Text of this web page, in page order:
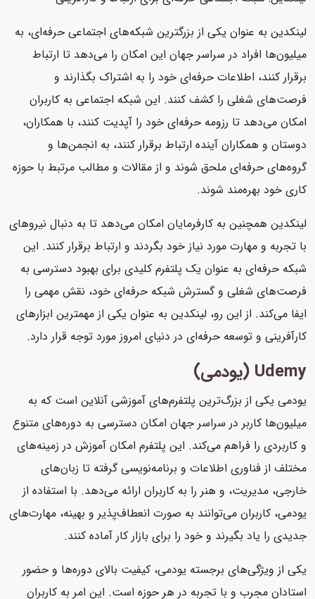
لینکدین به عنوان یکی از بزرگترین شبکه‌های اجتماعی حرفه‌ای، به
میلیون‌ها افراد در سراسر جهان این امکان را می‌دهد تا ارتباط
برقرار کنند، اطلاعات حرفه‌ای خود را به اشتراک بگذارند و
فرصت‌های شغلی را کشف کنند. این شبکه اجتماعی به کاربران
امکان می‌دهد تا رزومه حرفه‌ای خود را آپدیت کنند، با همکاران،
دوستان و همکاران آینده ارتباط برقرار کنند، به انجمن‌ها و
گروه‌های حرفه‌ای ملحق شوند و از مقالات و مطالب مرتبط با حوزه
کاری خود بهره‌مند شوند.
لینکدین همچنین به کارفرمایان امکان می‌دهد تا به دنبال نیروهای
با تجربه و مهارت مورد نیاز خود بگردند و ارتباط برقرار کنند. این
شبکه حرفه‌ای به عنوان یک پلتفرم کلیدی برای بهبود دسترسی به
فرصت‌های شغلی و گسترش شبکه حرفه‌ای خود، نقش مهمی را
ایفا می‌کند. از این رو، لینکدین به عنوان یکی از مهمترین ابزارهای
کارآفرینی و توسعه حرفه‌ای در دنیای امروز مورد توجه قرار دارد.
Udemy (یودمی)
یودمی یکی از بزرگ‌ترین پلتفرم‌های آموزشی آنلاین است که به
میلیون‌ها کاربر در سراسر جهان امکان دسترسی به دوره‌های متنوع
و کاربردی را فراهم می‌کند. این پلتفرم امکان آموزش در زمینه‌های
مختلف از فناوری اطلاعات و برنامه‌نویسی گرفته تا زبان‌های
خارجی، مدیریت، و هنر را به کاربران ارائه می‌دهد. با استفاده از
یودمی، کاربران می‌توانند به صورت انعطاف‌پذیر و بهینه، مهارت‌های
جدیدی را یاد بگیرند و خود را برای بازار کار آماده کنند.
یکی از ویژگی‌های برجسته یودمی، کیفیت بالای دوره‌ها و حضور
استادان مجرب و با تجربه در هر حوزه است. این امر به کاربران